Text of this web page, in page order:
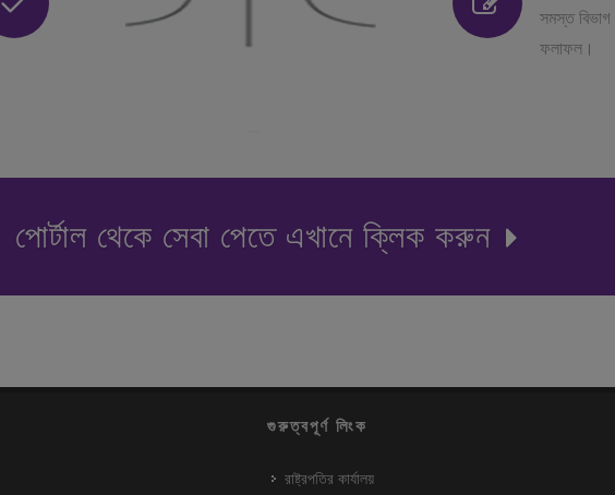
সমস্ত বিভাগ
ফলাফল।
পোর্টাল থেকে সেবা পেতে এখানে ক্লিক করুন
গুরুত্বপূর্ণ লিংক
রাষ্ট্রপতির কার্যালয়